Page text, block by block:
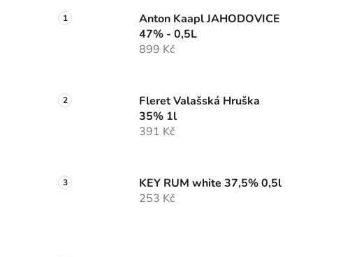
Anton Kaapl JAHODOVICE
47% - 0,5L
899 Kč
Fleret Valašská Hruška
35% 1l
391 Kč
KEY RUM white 37,5% 0,5l
253 Kč